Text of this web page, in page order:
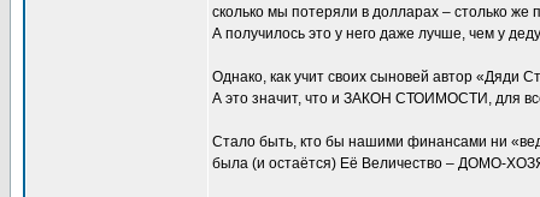
сколько мы потеряли в долларах – столько
А получилось это у него даже лучше, чем у
Однако, как учит своих сыновей автор
А это значит, что и ЗАКОН СТОИМОСТИ, для
Стало быть, кто бы нашими финансами ни
была (и остаётся) Её Величество – ДОМО-